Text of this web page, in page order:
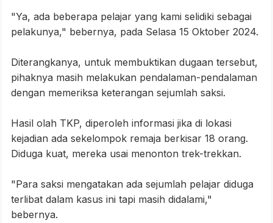
"Ya, ada beberapa pelajar yang kami selidiki sebagai
pelakunya," bebernya, pada Selasa 15 Oktober 2024.
Diterangkanya, untuk membuktikan dugaan tersebut,
pihaknya masih melakukan pendalaman-pendalaman
dengan memeriksa keterangan sejumlah saksi.
Hasil olah TKP, diperoleh informasi jika di lokasi
kejadian ada sekelompok remaja berkisar 18 orang.
Diduga kuat, mereka usai menonton trek-trekkan.
"Para saksi mengatakan ada sejumlah pelajar diduga
terlibat dalam kasus ini tapi masih didalami,"
bebernya.